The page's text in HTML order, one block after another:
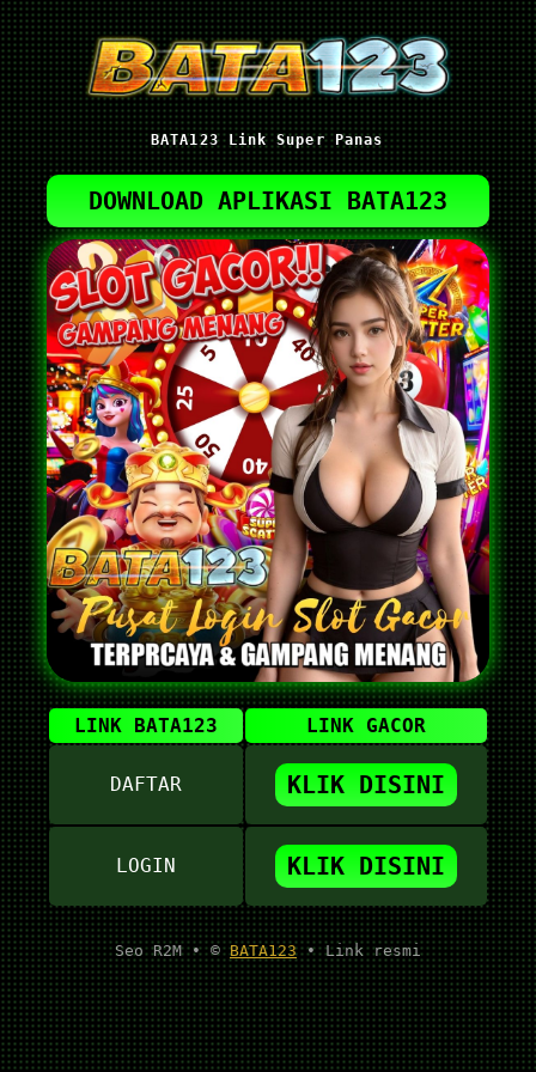
BATA123 Link Super Panas
DOWNLOAD APLIKASI BATA123
LINK BATA123 LINK GACOR
DAFTAR KLIK DISINI
LOGIN KLIK DISINI
Seo R2M • ©BATA123• Link resmi